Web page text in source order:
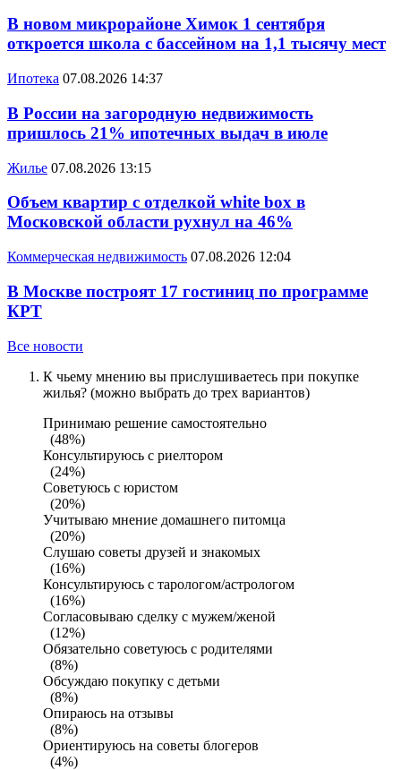
В новом микрорайоне Химок 1 сентября
откроется школа с бассейном на 1,1 тысячу мест
Ипотека 07.08.2026 14:37
В России на загородную недвижимость
пришлось 21% ипотечных выдач в июле
Жилье 07.08.2026 13:15
Объем квартир с отделкой white box в
Московской области рухнул на 46%
Коммерческая недвижимость 07.08.2026 12:04
В Москве построят 17 гостиниц по программе
КРТ
Все новости
К чьему мнению вы прислушиваетесь при покупке
жилья? (можно выбрать до трех вариантов)
Принимаю решение самостоятельно
(48%)
Консультируюсь с риелтором
(24%)
Советуюсь с юристом
(20%)
Учитываю мнение домашнего питомца
(20%)
Слушаю советы друзей и знакомых
(16%)
Консультируюсь с тарологом/астрологом
(16%)
Согласовываю сделку с мужем/женой
(12%)
Обязательно советуюсь с родителями
(8%)
Обсуждаю покупку с детьми
(8%)
Опираюсь на отзывы
(8%)
Ориентируюсь на советы блогеров
(4%)